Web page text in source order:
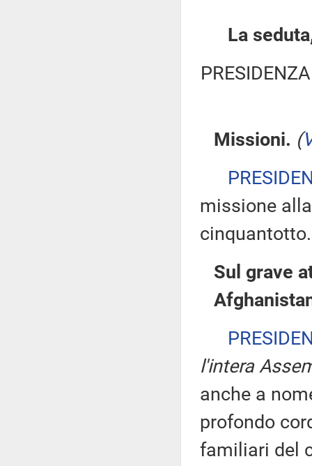
La
Missioni. (
missione
cinquantotto.
Sul grave
l'intera
anche a
profondo
familiari del